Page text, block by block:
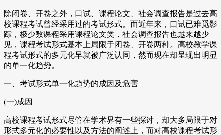
除闭卷、开卷之外，口试、课程论文、社会调查报告是过去高
校课程考试曾经采用过的考试形式。而近年来，口试已难觅影
踪，极少数课程采用课程论文类，社会调查报告也越来越少
见，课程考试形式基本上局限于闭卷、开卷两种。高校教学课
程考试形式的多元化早就被广泛认同，然而现在却呈现出明显
的单一化趋势。
一、考试形式单一化趋势的成因及危害
(一)成因
高校课程考试形式尽管在学术界有一些探讨，却大多局限于对
形式多元化的必要性以及方法的阐述上，而对高校课程考试形